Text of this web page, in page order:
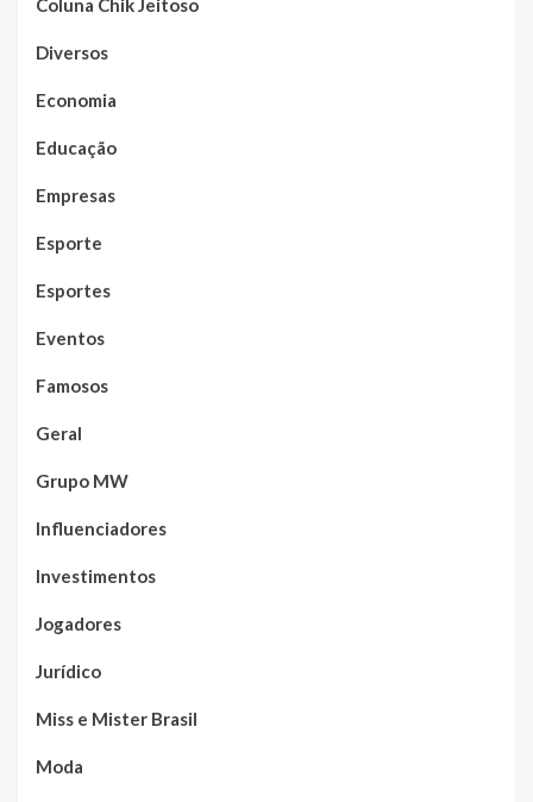
Coluna Chik Jeitoso
Diversos
Economia
Educação
Empresas
Esporte
Esportes
Eventos
Famosos
Geral
Grupo MW
Influenciadores
Investimentos
Jogadores
Jurídico
Miss e Mister Brasil
Moda